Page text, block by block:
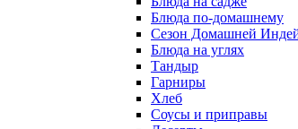
Блюда по-домашнему
Сезон Домашней
Блюда на углях
Тандыр
Гарниры
Хлеб
Соусы и приправы